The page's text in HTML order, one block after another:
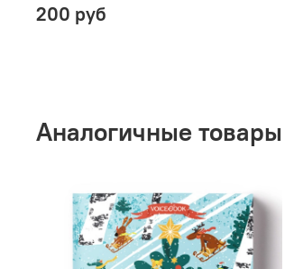
200 руб
Аналогичные товары